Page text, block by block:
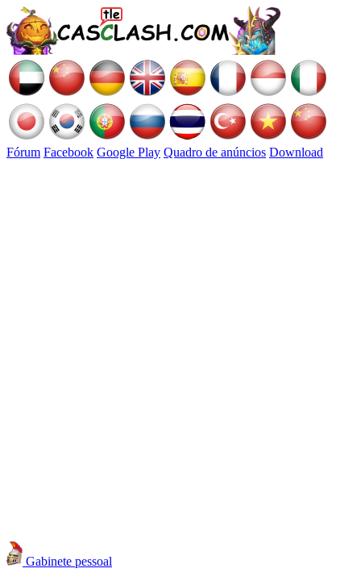
Fórum Facebook Google Play Quadro de anúncios Download
Gabinete pessoal